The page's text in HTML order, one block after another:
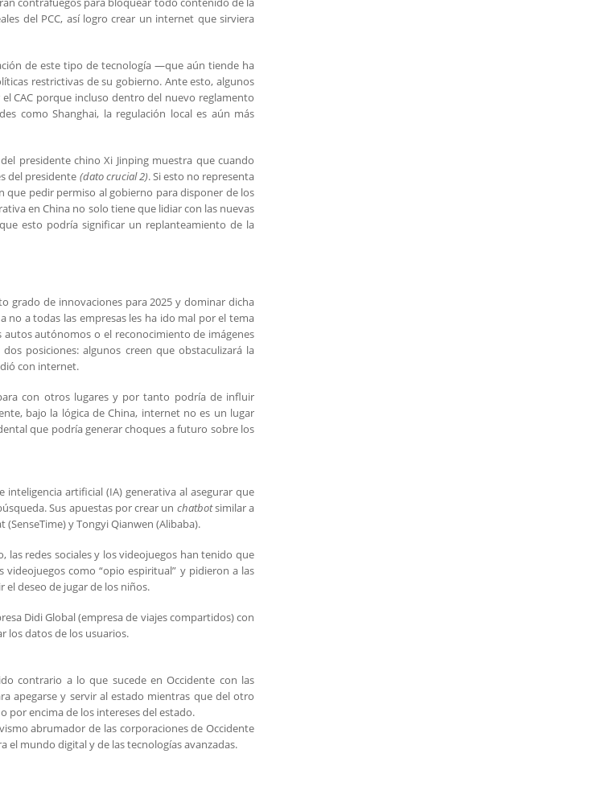
del PCC, así logro crear un internet que sirviera
de este tipo de tecnología —que aún tiende ha
restrictivas de su gobierno. Ante esto, algunos
CAC porque incluso dentro del nuevo reglamento
como Shanghai, la regulación local es aún más
presidente chino Xi Jinping muestra que cuando
del presidente (dato crucial 2). Si esto no representa
que pedir permiso al gobierno para disponer de los
en China no solo tiene que lidiar con las nuevas
esto podría significar un replanteamiento de la
grado de innovaciones para 2025 y dominar dicha
no a todas las empresas les ha ido mal por el tema
autos autónomos o el reconocimiento de imágenes
posiciones: algunos creen que obstaculizará la
con internet.
con otros lugares y por tanto podría de influir
bajo la lógica de China, internet no es un lugar
que podría generar choques a futuro sobre los
inteligencia artificial (IA) generativa al asegurar que
Sus apuestas por crear un chatbotsimilar a
(SenseTime) y Tongyi Qianwen (Alibaba).
las redes sociales y los videojuegos han tenido que
videojuegos como “opio espiritual” y pidieron a las
deseo de jugar de los niños.
Didi Global (empresa de viajes compartidos) con
los datos de los usuarios.
contrario a lo que sucede en Occidente con las
apegarse y servir al estado mientras que del otro
por encima de los intereses del estado.
abrumador de las corporaciones de Occidente
el mundo digital y de las tecnologías avanzadas.